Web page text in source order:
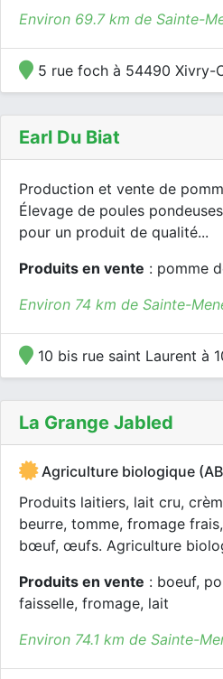
Environ 69.7 km de Sainte-
5 rue foch à 54490 Xivry-
Earl Du Biat
Production et vente de
Élevage de poules
pour un produit de qualité...
Produits en vente : pomme
Environ 74 km de Sainte-
10 bis rue saint Laurent à
La Grange Jabled
Agriculture biologique
Produits laitiers, lait cru,
beurre, tomme, fromage
bœuf, œufs. Agriculture
Produits en vente : boeuf,
faisselle, fromage, lait
Environ 74.1 km de Sainte-